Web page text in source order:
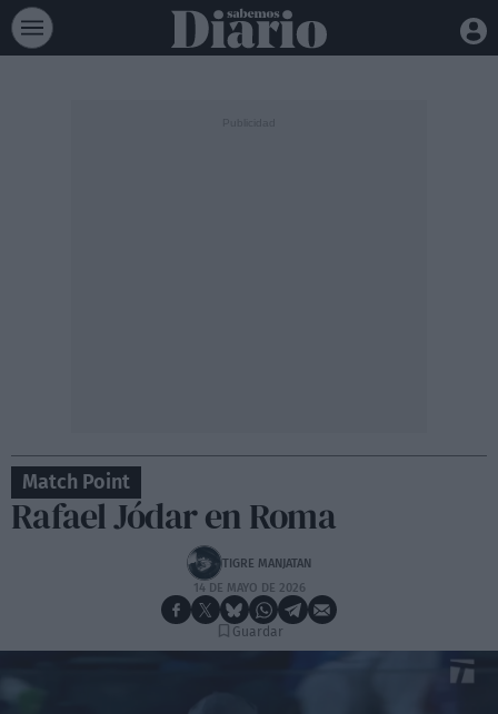
Match Point
Rafael Jódar en Roma
TIGRE MANJATAN
14 DE MAYO DE 2026
Guardar